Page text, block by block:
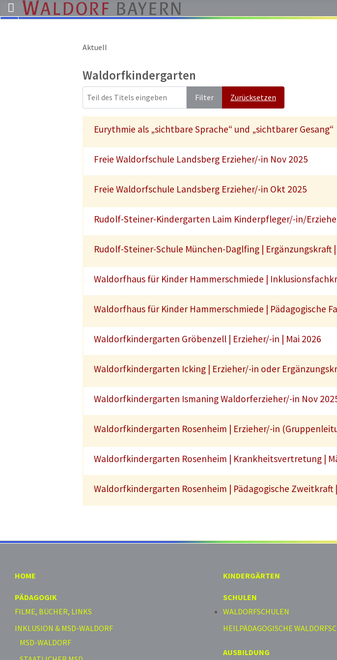
Aktuell
Waldorfkindergarten
Filter Zurücksetzen
Eurythmie als „sichtbare Sprache“ und „sichtbarer Gesang“
Freie Waldorfschule Landsberg Erzieher/-in Nov 2025
Freie Waldorfschule Landsberg Erzieher/-in Okt 2025
Rudolf-Steiner-Kindergarten Laim Kinderpfleger/-in/
Rudolf-Steiner-Schule München-Daglfing | Ergänzungskraft
Waldorfhaus für Kinder Hammerschmiede |
Waldorfhaus für Kinder Hammerschmiede | Pädagogische
Waldorfkindergarten Gröbenzell | Erzieher/-in | Mai 2026
Waldorfkindergarten Icking | Erzieher/-in oder
Waldorfkindergarten Ismaning Waldorferzieher/-in Nov
Waldorfkindergarten Rosenheim | Erzieher/-in
Waldorfkindergarten Rosenheim | Krankheitsvertretung |
Waldorfkindergarten Rosenheim | Pädagogische Zweitkraft
HOME
PÄDAGOGIK
FILME, BÜCHER, LINKS
INKLUSION & MSD-WALDORF
MSD-WALDORF
KINDERGÄRTEN
SCHULEN
WALDORFSCHULEN
HEILPÄDAGOGISCHE
AUSBILDUNG